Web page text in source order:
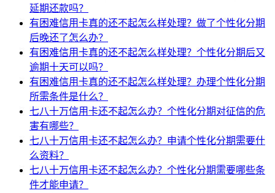
延期还款吗？
有困难信用卡真的还不起怎么样处理？做了个性化分期
后晚还了怎么办？
有困难信用卡真的还不起怎么样处理？个性化分期后又
逾期十天可以吗？
有困难信用卡真的还不起怎么样处理？办理个性化分期
所需条件是什么？
七八十万信用卡还不起怎么办？个性化分期对征信的危
害有哪些？
七八十万信用卡还不起怎么办？申请个性化分期需要什
么资料？
七八十万信用卡还不起怎么办？个性化分期需要哪些条
件才能申请？